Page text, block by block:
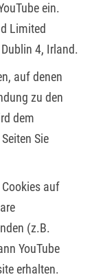
ein.
Limited
4, Irland.
auf denen
zu den
dem
Sie
Cookies auf
(z.B.
YouTube
erhalten.